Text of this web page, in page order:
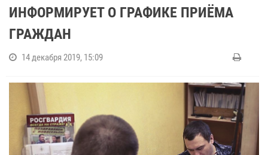
ИНФОРМИРУЕТ О ГРАФИКЕ ПРИЁМА
ГРАЖДАН
14 декабря 2019, 15:09